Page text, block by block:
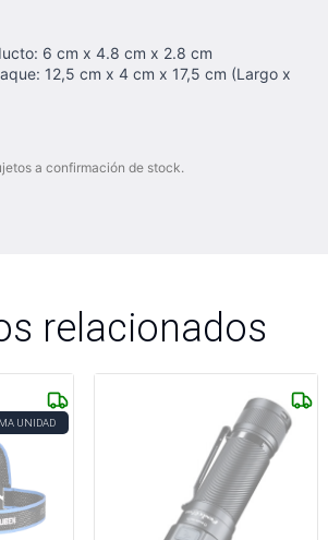
6 cm x 4.8 cm x 2.8 cm
12,5 cm x 4 cm x 17,5 cm (Largo x
a confirmación de stock.
relacionados
UNIDAD